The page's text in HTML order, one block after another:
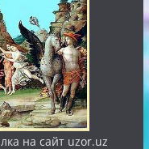
на сайт uzor.uz